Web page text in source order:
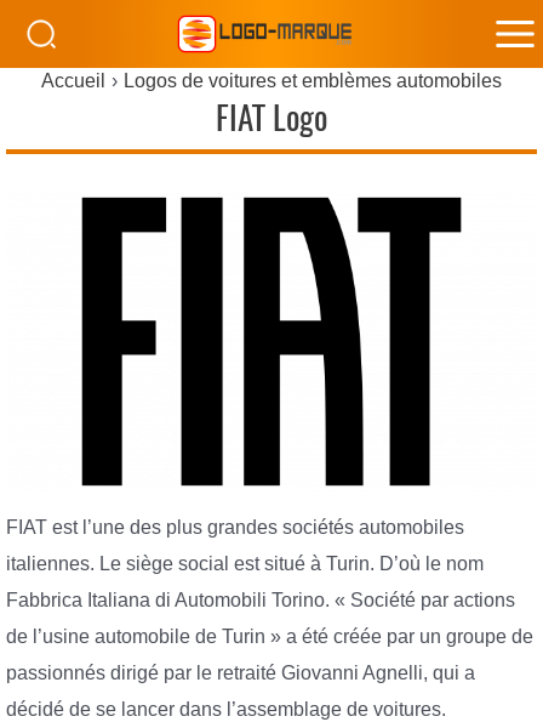
Accueil Logos de voitures et emblèmes automobiles
FIAT Logo
FIAT est l’une des plus grandes sociétés automobiles
italiennes. Le siège social est situé à Turin. D’où le nom
Fabbrica Italiana di Automobili Torino. « Société par actions
de l’usine automobile de Turin » a été créée par un groupe de
passionnés dirigé par le retraité Giovanni Agnelli, qui a
décidé de se lancer dans l’assemblage de voitures.